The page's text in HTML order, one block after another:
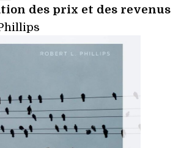
des prix et des revenus